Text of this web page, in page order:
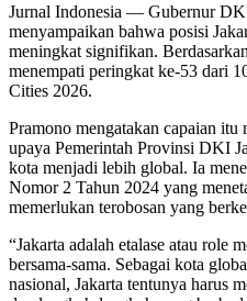
Jurnal Indonesia — Gubernur DKI
menyampaikan bahwa posisi
meningkat signifikan.
menempati peringkat ke-53 dari
Cities 2026.
Pramono mengatakan capaian itu
upaya Pemerintah Provinsi DKI
kota menjadi lebih global. Ia
Nomor 2 Tahun 2024 yang
memerlukan terobosan yang
“Jakarta adalah etalase atau role
bersama-sama. Sebagai kota
nasional, Jakarta tentunya harus